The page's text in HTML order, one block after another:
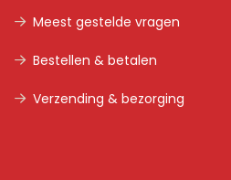
Meest gestelde vragen
Bestellen & betalen
Verzending & bezorging